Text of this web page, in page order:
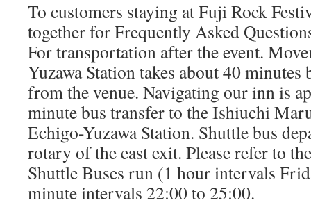
To customers staying at Fuji Rock
together for Frequently Asked
For transportation after the event.
Yuzawa Station takes about 40 minutes
from the venue. Navigating our inn is
minute bus transfer to the Ishiuchi
Echigo-Yuzawa Station. Shuttle bus
rotary of the east exit. Please refer to
Shuttle Buses run (1 hour intervals
minute intervals 22:00 to 25:00.